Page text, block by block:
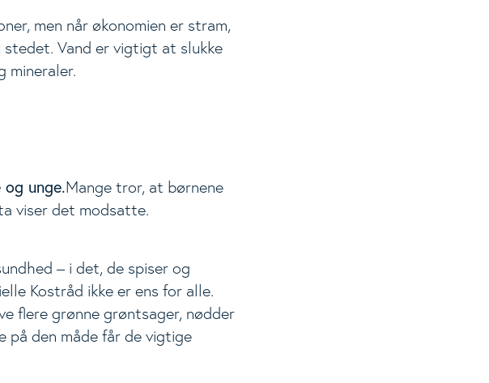
men når økonomien er stram,
Vand er vigtigt at slukke
mineraler.
unge.Mange tror, at børnene
viser det modsatte.
– i det, de spiser og
Kostråd ikke er ens for alle.
flere grønne grøntsager, nødder
den måde får de vigtige